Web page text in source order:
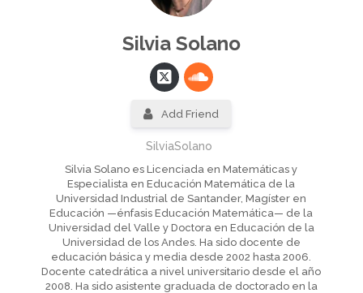
Silvia Solano
Add Friend
SilviaSolano
Silvia Solano es Licenciada en Matemáticas y
Especialista en Educación Matemática de la
Universidad Industrial de Santander, Magíster en
Educación —énfasis Educación Matemática— de la
Universidad del Valle y Doctora en Educación de la
Universidad de los Andes. Ha sido docente de
educación básica y media desde 2002 hasta 2006.
Docente catedrática a nivel universitario desde el año
2008. Ha sido asistente graduada de doctorado en la